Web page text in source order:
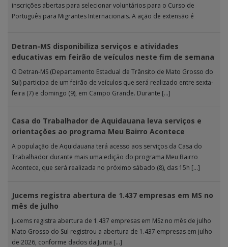
inscrições abertas para selecionar voluntários para o Curso de
Português para Migrantes Internacionais. A ação de extensão é
Detran-MS disponibiliza serviços e atividades
educativas em feirão de veículos neste fim de semana
O Detran-MS (Departamento Estadual de Trânsito de Mato Grosso do
Sul) participa de um feirão de veículos que será realizado entre sexta-
feira (7) e domingo (9), em Campo Grande. Durante […]
Casa do Trabalhador de Aquidauana leva serviços e
orientações ao programa Meu Bairro Acontece
A população de Aquidauana terá acesso aos serviços da Casa do
Trabalhador durante mais uma edição do programa Meu Bairro
Acontece, que será realizada no próximo sábado (8), das 15h […]
Jucems registra abertura de 1.437 empresas em MS no
mês de julho
Jucems registra abertura de 1.437 empresas em MSz no mês de julho
Mato Grosso do Sul registrou a abertura de 1.437 empresas em julho
de 2026, conforme dados da Junta […]